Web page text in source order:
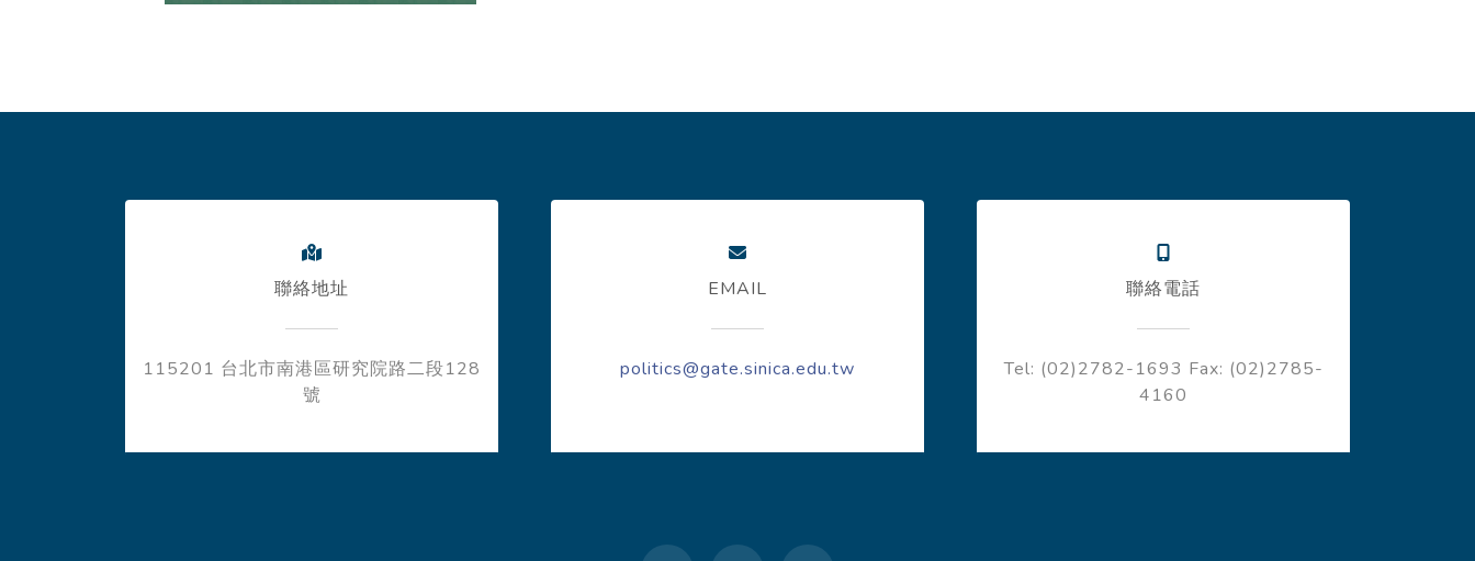
聯絡地址
115201 台北市南港區研究院路二段128
號
EMAIL
politics@gate.sinica.edu.tw
聯絡電話
Tel: (02)2782-1693 Fax: (02)2785-
4160